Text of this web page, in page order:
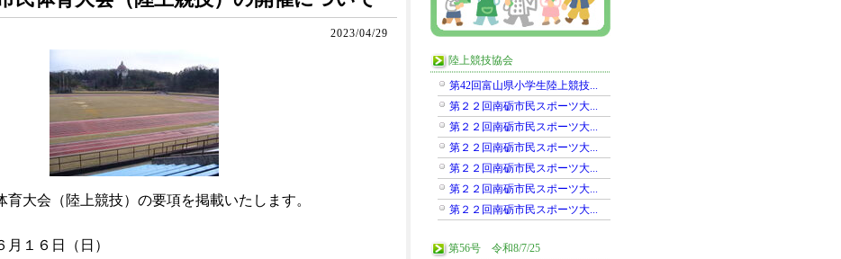
2023/04/29
育大会（陸上競技）の要項を掲載いたします。
１６日（日）
陸上競技協会
第42回富山県小学生陸上競技...
第２２回南砺市民スポーツ大...
第２２回南砺市民スポーツ大...
第２２回南砺市民スポーツ大...
第２２回南砺市民スポーツ大...
第２２回南砺市民スポーツ大...
第２２回南砺市民スポーツ大...
第56号 令和8/7/25